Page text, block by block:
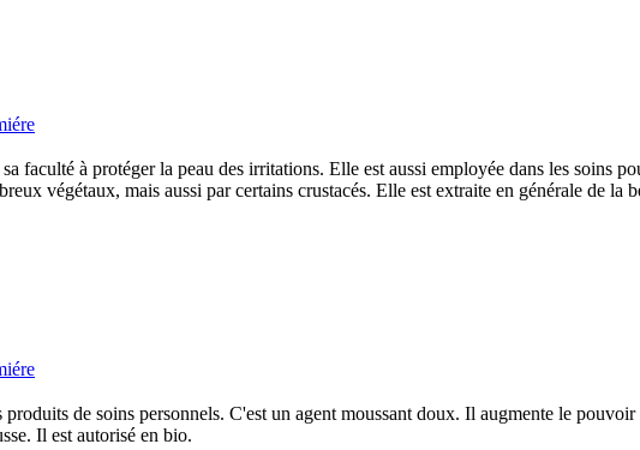
faculté à protéger la peau des irritations. Elle est aussi employée dans les soins
végétaux, mais aussi par certains crustacés. Elle est extraite en générale de la
de soins personnels. C'est un agent moussant doux. Il augmente le
Il est autorisé en bio.